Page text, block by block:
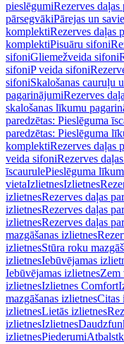
pieslēgumiRezerves
pārsegvākiPārejas un
komplektiRezerves daļas
komplektiPisuāru sifoni
sifoniGliemežveida sifoni
sifoniP veida sifoni
sifoniSkalošanas cauruļu
pagarinājumiRezerves
skalošanas līkumu
paredzētas: Pieslēguma
paredzētas: Pieslēguma
komplektiRezerves daļas
veida sifoniRezerves
īscaurulePieslēguma
vietaIzlietnesIzlietnes
izlietnesRezerves daļas
izlietnesRezerves daļas
izlietnesRezerves daļas
mazgāšanas izlietnes
izlietnesStūra roku
izlietnesIebūvējamas
Iebūvējamas izlietnesZem
izlietnesIzlietnes Comfort
mazgāšanas izlietnesCitas
izlietnesLietās izlietnes
izlietnesIzlietnes
izlietnesPiederumi